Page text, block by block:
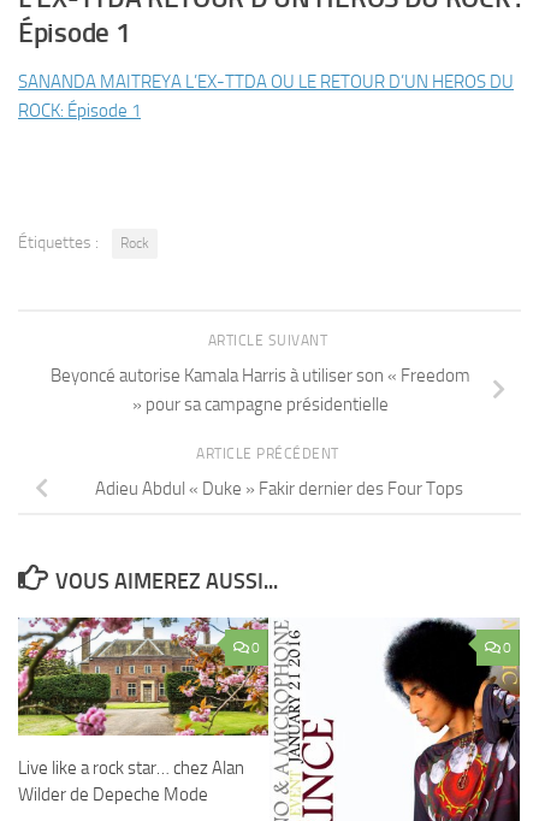
Épisode 1
SANANDA MAITREYA L’EX-TTDA OU LE RETOUR D’UN HEROS DU
ROCK: Épisode 1
Étiquettes : Rock
ARTICLE SUIVANT
Beyoncé autorise Kamala Harris à utiliser son « Freedom
» pour sa campagne présidentielle
ARTICLE PRÉCÉDENT
Adieu Abdul « Duke » Fakir dernier des Four Tops
VOUS AIMEREZ AUSSI...
0
Live like a rock star… chez Alan
Wilder de Depeche Mode
0